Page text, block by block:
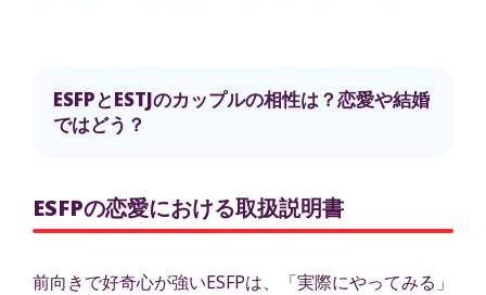
ESFPとESTJのカップルの相性は？恋愛や結婚
ではどう？
ESFPの恋愛における取扱説明書
前向きで好奇心が強いESFPは、「実際にやってみる」